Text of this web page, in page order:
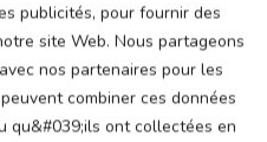
publicités, pour fournir des
site Web. Nous partageons
nos partenaires pour les
combiner ces données
qu&#039;ils ont collectées en